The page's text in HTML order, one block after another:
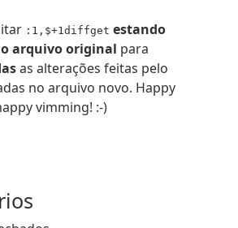
:1,$+1diffget estando
arquivo original para
as alterações feitas pelo
no arquivo novo. Happy
vimming! :-)